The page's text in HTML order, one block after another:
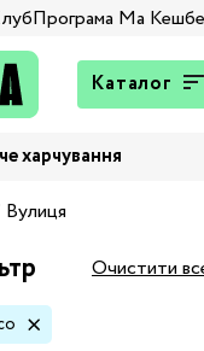
Програма Ма
Каталог
Верхній
Жакети
харчування
Вулиця
Очистити